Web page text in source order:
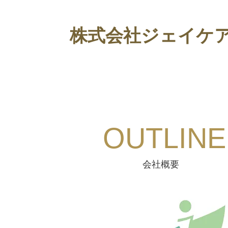
株式会社ジェイケ
​OUTLINE
会社概要